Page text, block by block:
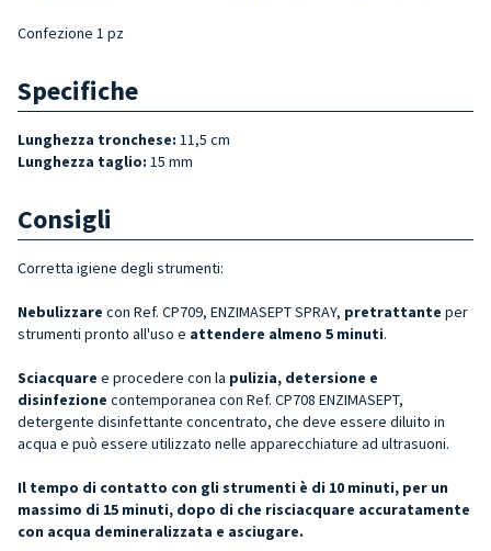
Confezione 1 pz
Specifiche
Lunghezza tronchese: 11,5 cm
Lunghezza taglio: 15 mm
Consigli
Corretta igiene degli strumenti:
Nebulizzare con Ref. CP709, ENZIMASEPT SPRAY, pretrattante per
strumenti pronto all'uso e attendere almeno 5 minuti.
Sciacquare e procedere con la pulizia, detersione e
disinfezione contemporanea con Ref. CP708 ENZIMASEPT,
detergente disinfettante concentrato, che deve essere diluito in
acqua e può essere utilizzato nelle apparecchiature ad ultrasuoni.
Il tempo di contatto con gli strumenti è di 10 minuti, per un
massimo di 15 minuti, dopo di che risciacquare accuratamente
con acqua demineralizzata e asciugare.